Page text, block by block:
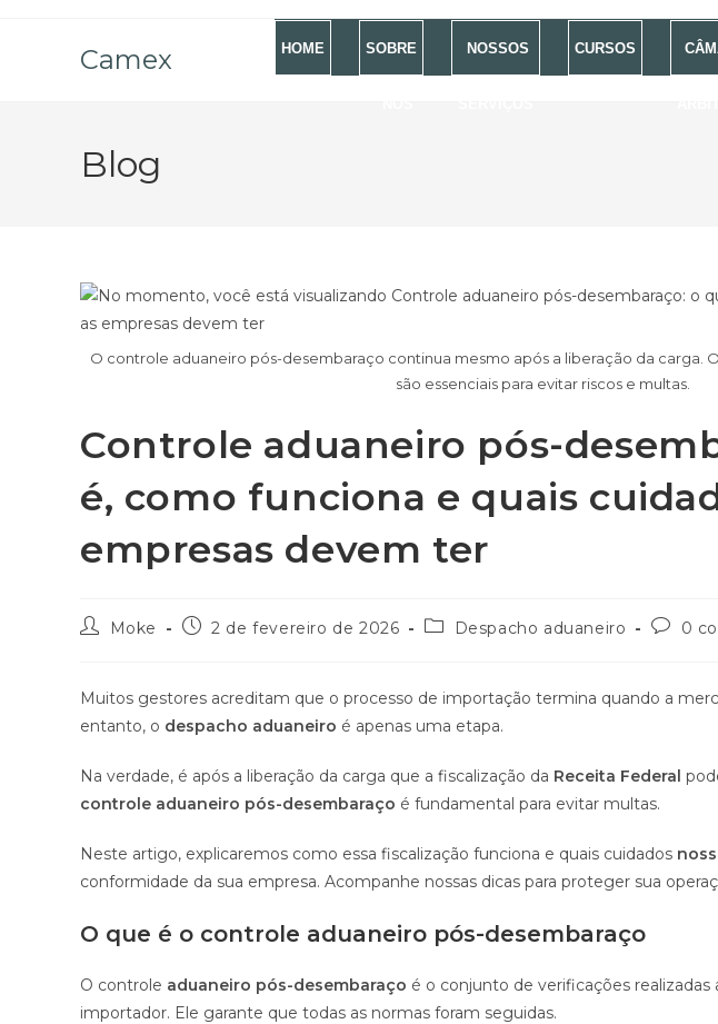
Camex HOME SOBRE NOSSOS CURSOS
Blog
O controle aduaneiro pós-desembaraço continua mesmo após a liberação da carga.
são essenciais para evitar riscos e multas.
Controle aduaneiro pós-
é, como funciona e quais
empresas devem ter
Moke 2 de fevereiro de 2026 Despacho aduaneiro 0
Muitos gestores acreditam que o processo de importação termina quando a
entanto, o despacho aduaneiro é apenas uma etapa.
Na verdade, é após a liberação da carga que a fiscalização da Receita Federal
controle aduaneiro pós-desembaraço é fundamental para evitar multas.
Neste artigo, explicaremos como essa fiscalização funciona e quais cuidados
conformidade da sua empresa. Acompanhe nossas dicas para proteger sua
O que é o controle aduaneiro pós-desembaraço
O controle aduaneiro pós-desembaraço é o conjunto de verificações
importador. Ele garante que todas as normas foram seguidas.